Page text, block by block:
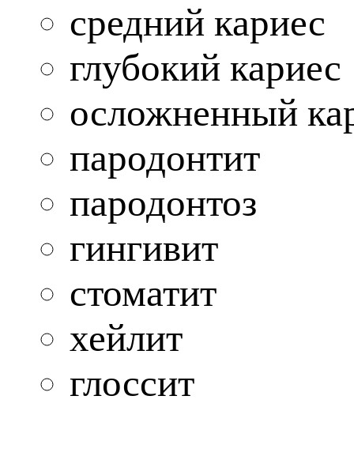
средний кариес
глубокий кариес
осложненный
пародонтит
пародонтоз
гингивит
стоматит
хейлит
глоссит